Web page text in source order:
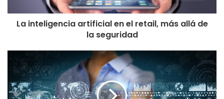
La inteligencia artificial en el retail, más allá de
la seguridad